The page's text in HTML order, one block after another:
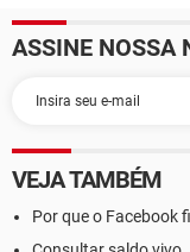
ASSINE NOSSA
VEJA TAMBÉM
Por que o Facebook